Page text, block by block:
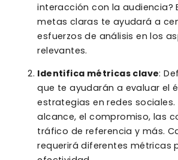
interacción con la audiencia?
metas claras te ayudará a
esfuerzos de análisis en los
relevantes.
Identifica métricas clave:
que te ayudarán a evaluar el
estrategias en redes sociales.
alcance, el compromiso, las
tráfico de referencia y más.
requerirá diferentes métricas